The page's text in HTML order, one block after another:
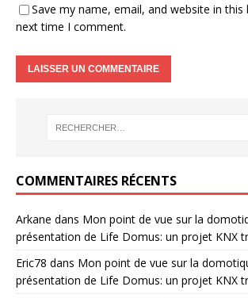
Save my name, email, and website in
next time I comment.
COMMENTAIRES RÉCENTS
Arkane dans Mon point de vue sur la
présentation de Life Domus: un projet KNX
Eric78 dans Mon point de vue sur la
présentation de Life Domus: un projet KNX